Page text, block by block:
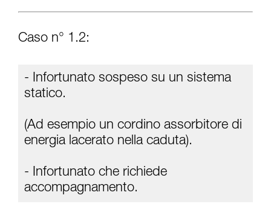
Caso n° 1.2:
- Infortunato sospeso su un sistema
statico.
(Ad esempio un cordino assorbitore di
energia lacerato nella caduta).
- Infortunato che richiede
accompagnamento.